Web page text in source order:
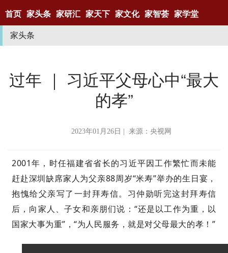
首页 家头条 家研汇 家天下 家文化 家智荟 家学堂
家头条
过年 ｜ 习近平父母心中“最大
的孝”
2023年01月26日 | 来源：央视网
2001年，时任福建省省长的习近平因工作繁忙而未能
赶赴深圳缺席家人为父亲88周岁“米寿”举办的生日宴，
抱愧给父亲写了一封拜寿信。习仲勋听完这封拜寿信
后，向家人、子女和亲朋们说：“还是以工作为重，以
国家大事为重”，“为人民服务，就是对父母最大的孝！”